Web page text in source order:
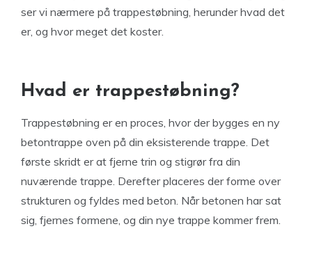
ser vi nærmere på trappestøbning, herunder hvad det
er, og hvor meget det koster.
Hvad er trappestøbning?
Trappestøbning er en proces, hvor der bygges en ny
betontrappe oven på din eksisterende trappe. Det
første skridt er at fjerne trin og stigrør fra din
nuværende trappe. Derefter placeres der forme over
strukturen og fyldes med beton. Når betonen har sat
sig, fjernes formene, og din nye trappe kommer frem.